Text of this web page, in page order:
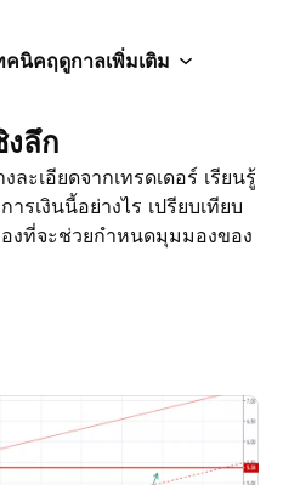
คนิคฤดูกาลเพิ่มเติม
งลึก
ะเอียดจากเทรดเดอร์ เรียนรู้
รเงินนี้อย่างไร เปรียบเทียบ
งที่จะช่วยกำหนดมุมมองของ